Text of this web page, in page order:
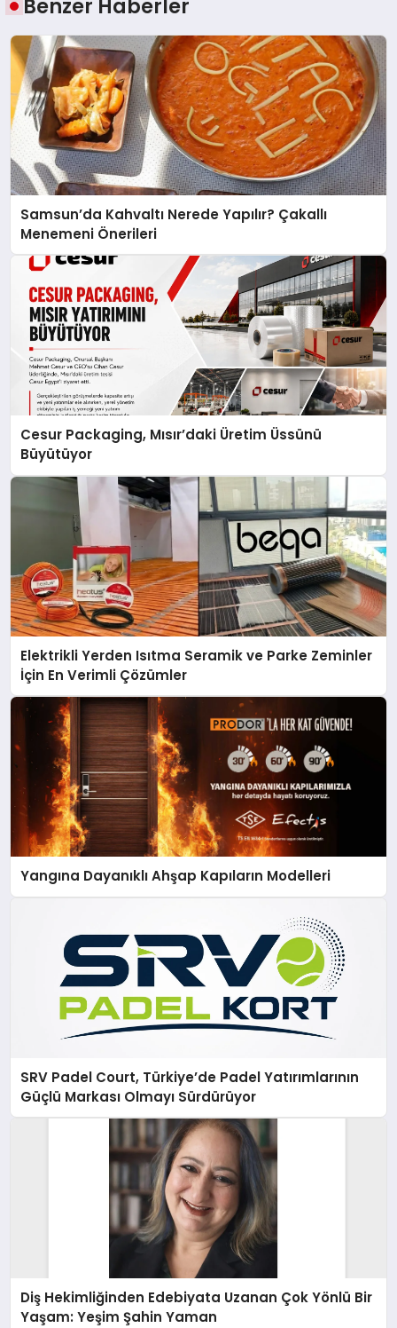
Benzer Haberler
Samsun’da Kahvaltı Nerede Yapılır? Çakallı
Menemeni Önerileri
Cesur Packaging, Mısır’daki Üretim Üssünü
Büyütüyor
Elektrikli Yerden Isıtma Seramik ve Parke Zeminler
İçin En Verimli Çözümler
Yangına Dayanıklı Ahşap Kapıların Modelleri
SRV Padel Court, Türkiye’de Padel Yatırımlarının
Güçlü Markası Olmayı Sürdürüyor
Diş Hekimliğinden Edebiyata Uzanan Çok Yönlü Bir
Yaşam: Yeşim Şahin Yaman